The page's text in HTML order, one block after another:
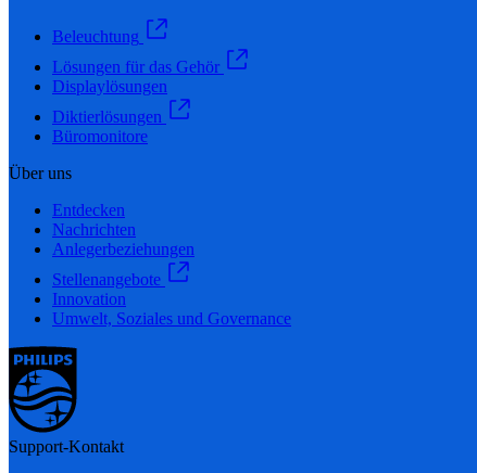
Beleuchtung
Lösungen für das Gehör
Displaylösungen
Diktierlösungen
Büromonitore
Über uns
Entdecken
Nachrichten
Anlegerbeziehungen
Stellenangebote
Innovation
Umwelt, Soziales und Governance
Support-Kontakt